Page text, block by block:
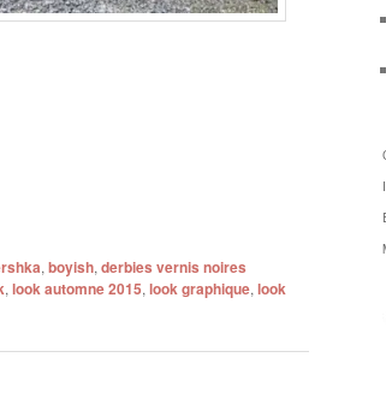
,boyish,derbies vernis noires
,look automne 2015,look graphique,look